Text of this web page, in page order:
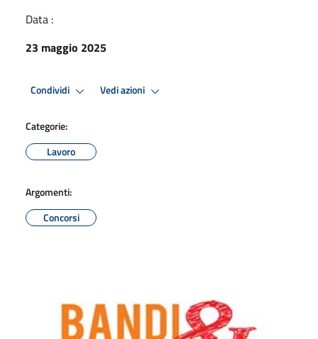
Data :
23 maggio 2025
Condividi Vedi azioni
Categorie:
Lavoro
Argomenti:
Concorsi